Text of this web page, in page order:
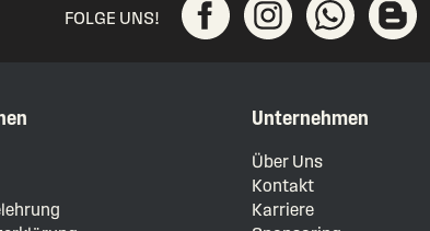
FOLGE UNS!
Unternehmen
Über Uns
Kontakt
Karriere